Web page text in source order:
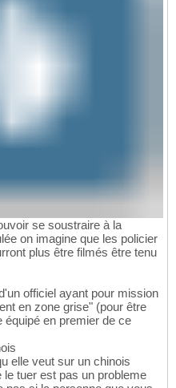
se soustraire à la
on imagine que les policier
plus être filmés être tenu
officiel ayant pour mission
en zone grise" (pour être
équipé en premier de ce
elle veut sur un chinois
tuer est pas un probleme